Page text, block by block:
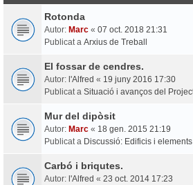
Rotonda
Autor: Marc « 07 oct. 2018 21:31
Publicat a Arxius de Treball
El fossar de cendres.
Autor: l'Alfred « 19 juny 2016 17:30
Publicat a Situació i avanços del
Mur del dipòsit
Autor: Marc « 18 gen. 2015 21:19
Publicat a Discussió: Edificis i
Carbó i briqutes.
Autor: l'Alfred « 23 oct. 2014 17:23